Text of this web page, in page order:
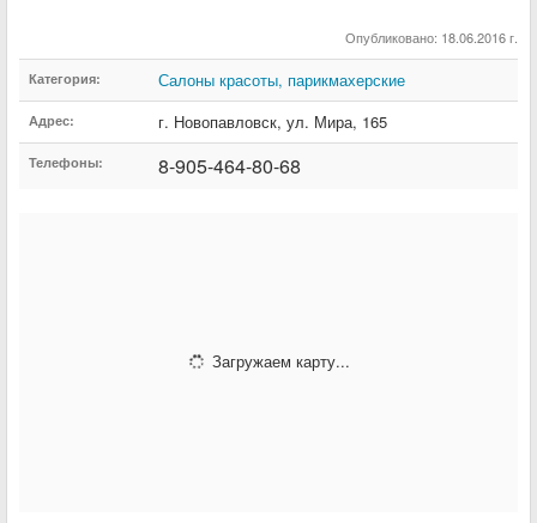
Опубликовано: 18.06.2016 г.
Категория: Салоны красоты, парикмахерские
Адрес: г. Новопавловск, ул. Мира, 165
Телефоны: 8-905-464-80-68
Загружаем карту...